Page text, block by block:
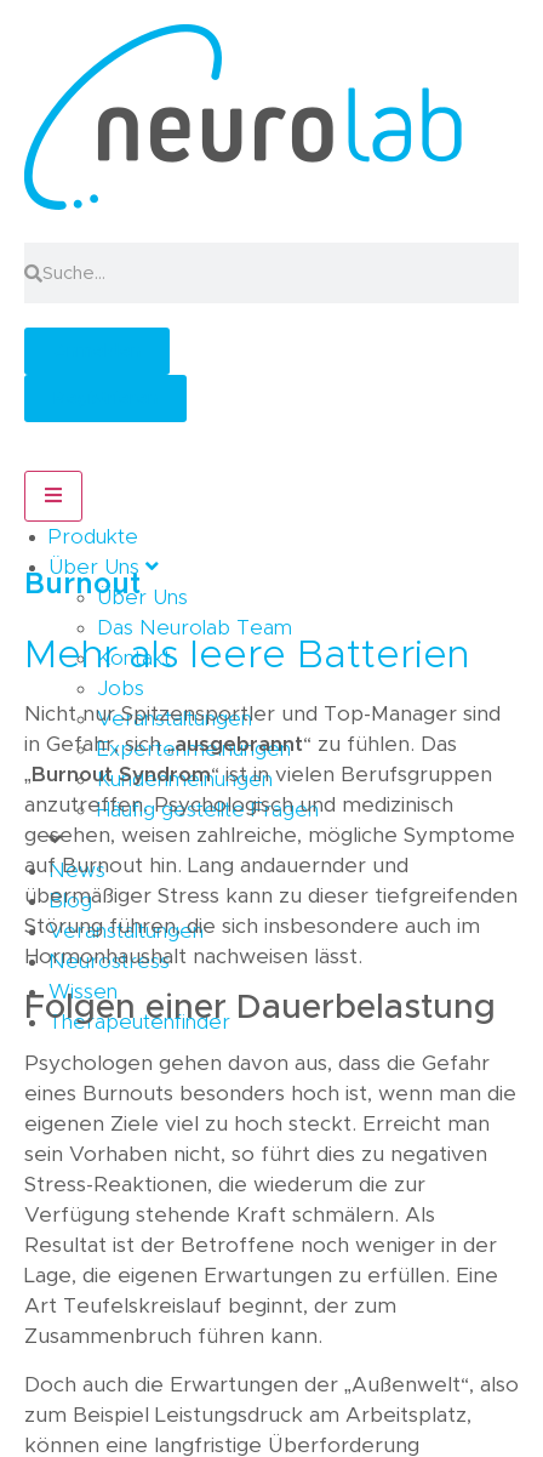
Produkte
Über Uns
Über Uns
Das Neurolab Team
Kontakt
Jobs
Veranstaltungen
Expertenmeinungen
Kundenmeinungen
Häufig gestellte Fragen
News
Blog
Veranstaltungen
Neurostress
Wissen
Therapeutenfinder
Hamburger Toggle Menu
Burnout
Mehr als leere Batterien
Nicht nur Spitzensportler und Top-Manager sind
in Gefahr, sich „ausgebrannt“ zu fühlen. Das
„ Burnout Syndrom“ ist in vielen Berufsgruppen
anzutreffen. Psychologisch und medizinisch
gesehen, weisen zahlreiche, mögliche Symptome
auf Burnout hin. Lang andauernder und
übermäßiger Stress kann zu dieser tiefgreifenden
Störung führen, die sich insbesondere auch im
Hormonhaushalt nachweisen lässt.
Folgen einer Dauerbelastung
Psychologen gehen davon aus, dass die Gefahr
eines Burnouts besonders hoch ist, wenn man die
eigenen Ziele viel zu hoch steckt. Erreicht man
sein Vorhaben nicht, so führt dies zu negativen
Stress-Reaktionen, die wiederum die zur
Verfügung stehende Kraft schmälern. Als
Resultat ist der Betroffene noch weniger in der
Lage, die eigenen Erwartungen zu erfüllen. Eine
Art Teufelskreislauf beginnt, der zum
Zusammenbruch führen kann.
Doch auch die Erwartungen der „Außenwelt“, also
zum Beispiel Leistungsdruck am Arbeitsplatz,
können eine langfristige Überforderung